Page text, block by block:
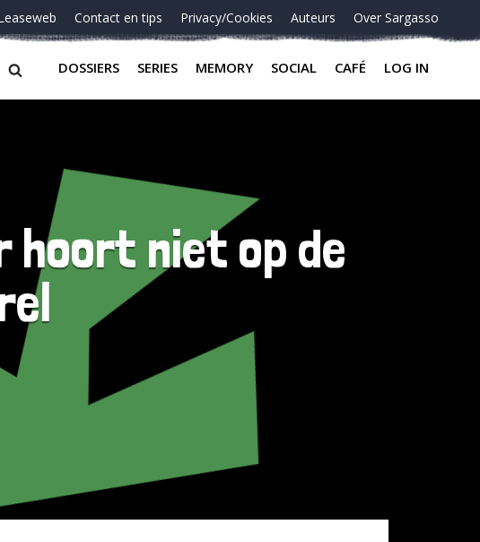
Contact en tips Privacy/Cookies Auteurs Over Sargasso
DOSSIERS SERIES MEMORY SOCIAL CAFÉ LOG IN
hoort niet op de